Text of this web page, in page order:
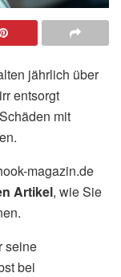
jährlich über
entsorgt
mit
magazin.de
Artikel, wie Sie
seine
bei